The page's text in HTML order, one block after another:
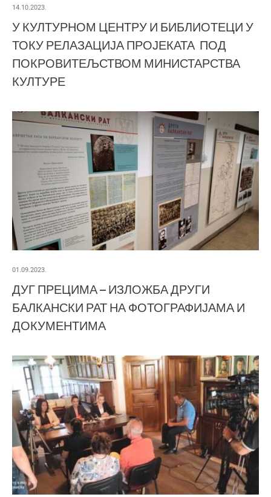
14.10.2023.
У КУЛТУРНОМ ЦЕНТРУ И БИБЛИОТЕЦИ У
ТОКУ РЕЛАЗАЦИЈА ПРОЈЕКАТА ПОД
ПОКРОВИТЕЉСТВОМ МИНИСТАРСТВА
КУЛТУРЕ
01.09.2023.
ДУГ ПРЕЦИМА – ИЗЛОЖБА ДРУГИ
БАЛКАНСКИ РАТ НА ФОТОГРАФИЈАМА И
ДОКУМЕНТИМА